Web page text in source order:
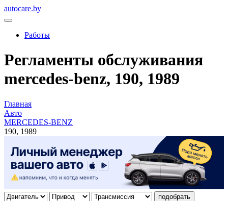
autocare.by
Работы
Регламенты обслуживания
mercedes-benz, 190, 1989
Главная
Авто
MERCEDES-BENZ
190, 1989
подобрать